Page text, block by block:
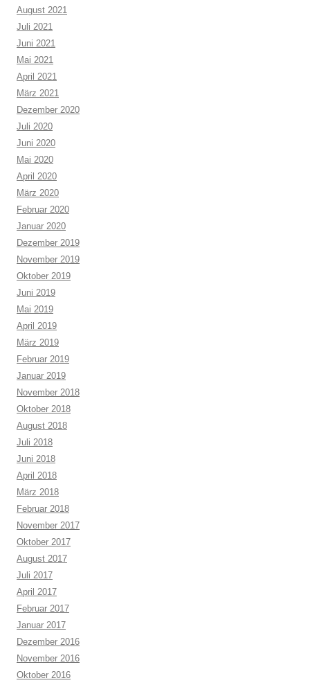
August 2021
Juli 2021
Juni 2021
Mai 2021
April 2021
März 2021
Dezember 2020
Juli 2020
Juni 2020
Mai 2020
April 2020
März 2020
Februar 2020
Januar 2020
Dezember 2019
November 2019
Oktober 2019
Juni 2019
Mai 2019
April 2019
März 2019
Februar 2019
Januar 2019
November 2018
Oktober 2018
August 2018
Juli 2018
Juni 2018
April 2018
März 2018
Februar 2018
November 2017
Oktober 2017
August 2017
Juli 2017
April 2017
Februar 2017
Januar 2017
Dezember 2016
November 2016
Oktober 2016